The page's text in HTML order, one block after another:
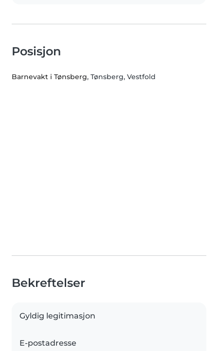
Posisjon
Barnevakt i Tønsberg, Tønsberg, Vestfold
Bekreftelser
Gyldig legitimasjon
E-postadresse